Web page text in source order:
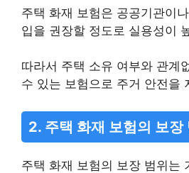
주택 화재 보험은 공공기관이
입을 권장할 정도로 실용성이
따라서 주택 소유 여부와 관계
수 있는 보험으로 주거 안전을
2. 주택 화재 보험의 보장
주택 화재 보험의 보장 범위는